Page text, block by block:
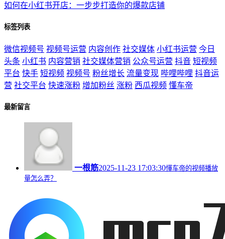
如何在小红书开店：一步步打造你的爆款店铺
标签列表
微信视频号 视频号运营 内容创作 社交媒体 小红书运营 今日
头条 小红书 内容营销 社交媒体营销 公众号运营 抖音 短视频
平台 快手 短视频 视频号 粉丝增长 流量变现 哔哩哔哩 抖音运
营 社交平台 快速涨粉 增加粉丝 涨粉 西瓜视频 懂车帝
最新留言
一根筋2025-11-23 17:03:30懂车帝的视频播放
量怎么弄？